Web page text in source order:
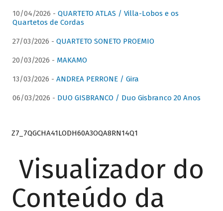
10/04/2026 - QUARTETO ATLAS / Villa-Lobos e os
Quartetos de Cordas
27/03/2026 - QUARTETO SONETO PROEMIO
20/03/2026 - MAKAMO
13/03/2026 - ANDREA PERRONE / Gira
06/03/2026 - DUO GISBRANCO / Duo Gisbranco 20 Anos
Z7_7QGCHA41LODH60A3OQA8RN14Q1
Visualizador do
Conteúdo da